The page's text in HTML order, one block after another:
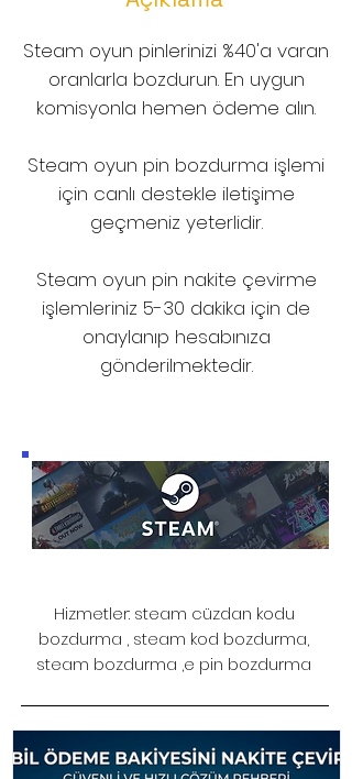
Steam oyun pinlerinizi %40'a varan
oranlarla bozdurun. En uygun
komisyonla hemen ödeme alın.
Steam oyun pin bozdurma işlemi
için canlı destekle iletişime
geçmeniz yeterlidir.
Steam oyun pin nakite çevirme
işlemleriniz 5-30 dakika için de
onaylanıp hesabınıza
gönderilmektedir.
Hizmetler: steam cüzdan kodu
bozdurma , steam kod bozdurma,
steam bozdurma ,e pin bozdurma